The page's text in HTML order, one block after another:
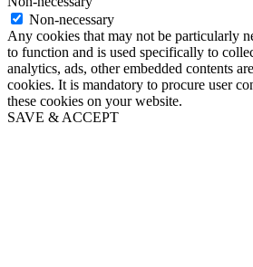
Non-necessary
Any cookies that may not be particularly
to function and is used specifically to
analytics, ads, other embedded contents
cookies. It is mandatory to procure user
these cookies on your website.
SAVE & ACCEPT